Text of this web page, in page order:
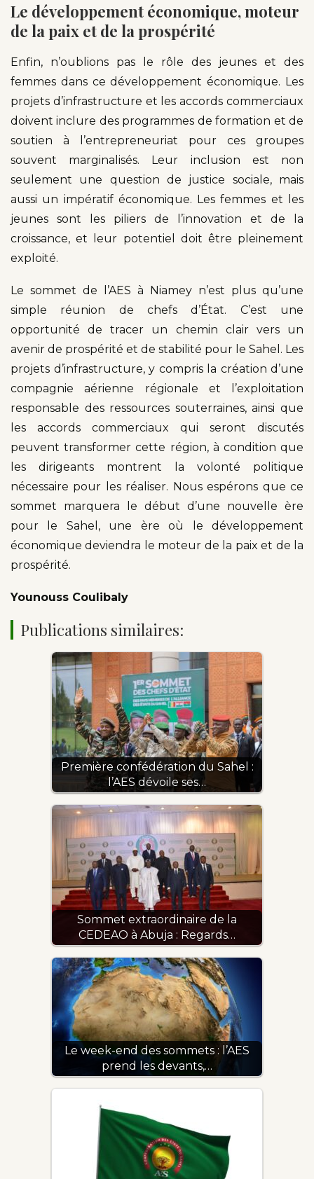
Le développement économique, moteur
de la paix et de la prospérité
Enfin, n’oublions pas le rôle des jeunes et des
femmes dans ce développement économique. Les
projets d’infrastructure et les accords commerciaux
doivent inclure des programmes de formation et de
soutien à l’entrepreneuriat pour ces groupes
souvent marginalisés. Leur inclusion est non
seulement une question de justice sociale, mais
aussi un impératif économique. Les femmes et les
jeunes sont les piliers de l’innovation et de la
croissance, et leur potentiel doit être pleinement
exploité.
Le sommet de l’AES à Niamey n’est plus qu’une
simple réunion de chefs d’État. C’est une
opportunité de tracer un chemin clair vers un
avenir de prospérité et de stabilité pour le Sahel. Les
projets d’infrastructure, y compris la création d’une
compagnie aérienne régionale et l’exploitation
responsable des ressources souterraines, ainsi que
les accords commerciaux qui seront discutés
peuvent transformer cette région, à condition que
les dirigeants montrent la volonté politique
nécessaire pour les réaliser. Nous espérons que ce
sommet marquera le début d’une nouvelle ère
pour le Sahel, une ère où le développement
économique deviendra le moteur de la paix et de la
prospérité.
Younouss Coulibaly
Publications similaires:
Première confédération du Sahel :
l’AES dévoile ses…
Sommet extraordinaire de la
CEDEAO à Abuja : Regards…
Le week-end des sommets : l’AES
prend les devants,…